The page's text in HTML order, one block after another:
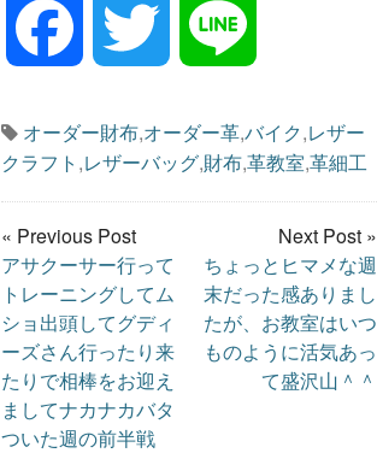
e
b
o
t
e
n
e
オーダー財布,オーダー革,バイク,レザー
クラフト ,レザーバッグ,財布,革教室,革細工
« Previous Post
アサクーサー行って
トレーニングしてム
ショ出頭してグディ
ーズさん行ったり来
たりで相棒をお迎え
ましてナカナカバタ
ついた週の前半戦
Next Post »
ちょっとヒマメな週
末だった感ありまし
たが、お教室はいつ
ものように活気あっ
て盛沢山＾＾